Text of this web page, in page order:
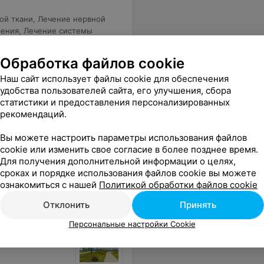
ткани
Лечение нервной
Лечение системы
и
Путевка с комплексом
медицинских услуг,
диетическим питанием и
проживанием для граждан
двухкомнатный одноместный
(king size) во 2 корпусе
Путевка
корпусе
профиля
Обработка файлов cookie
Наш сайт использует файлы cookie для обеспечения
удобства пользователей сайта, его улучшения, сбора
статистики и предоставления персонализированных
рекомендаций.
Вы можете настроить параметры использования файлов
cookie или изменить свое согласие в более позднее время.
Для получения дополнительной информации о целях,
сроках и порядке использования файлов cookie вы можете
ознакомиться с нашей Политикой обработки файлов cookie
Отклонить
Принять
Персональные настройки Cookie